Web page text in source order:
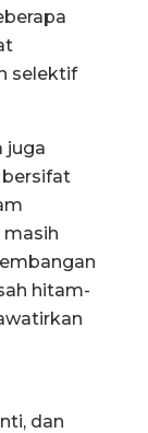
selektif
juga
hitam-
dan